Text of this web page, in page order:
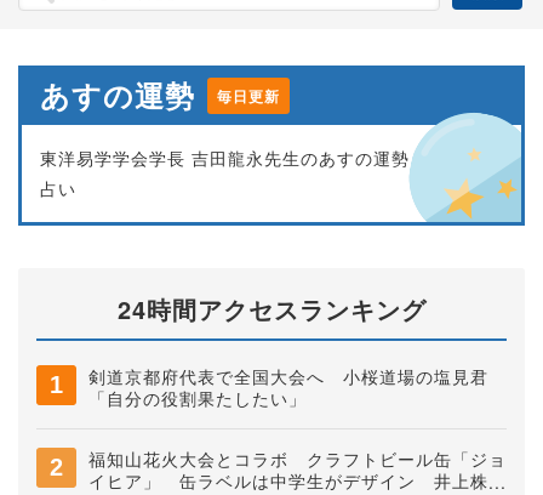
あすの運勢 毎日更新
東洋易学学会学長 吉田龍永先生のあすの運勢
占い
24時間アクセスランキング
剣道京都府代表で全国大会へ 小桜道場の塩見君
「自分の役割果たしたい」
福知山花火大会とコラボ クラフトビール缶「ジョ
イヒア」 缶ラベルは中学生がデザイン 井上株式